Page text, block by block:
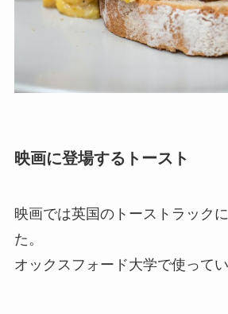
映画に登場するトースト
映画では英国のトーストラック
た。
オックスフォード大学で使ってい